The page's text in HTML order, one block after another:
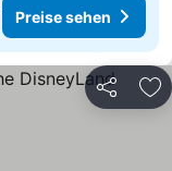
Preise sehen
Teilen